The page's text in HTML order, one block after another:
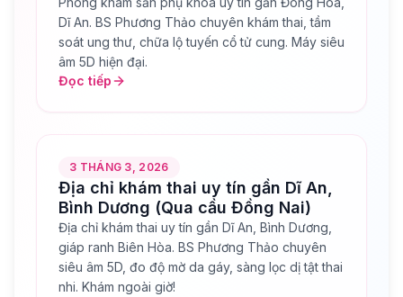
Dĩ An. BS Phương Thảo chuyên khám thai, tầm
soát ung thư, chữa lộ tuyến cổ tử cung. Máy siêu
âm 5D hiện đại.
Đọc tiếp
3 THÁNG 3, 2026
Địa chỉ khám thai uy tín gần Dĩ An,
Bình Dương (Qua cầu Đồng Nai)
Địa chỉ khám thai uy tín gần Dĩ An, Bình Dương,
giáp ranh Biên Hòa. BS Phương Thảo chuyên
siêu âm 5D, đo độ mờ da gáy, sàng lọc dị tật thai
nhi. Khám ngoài giờ!